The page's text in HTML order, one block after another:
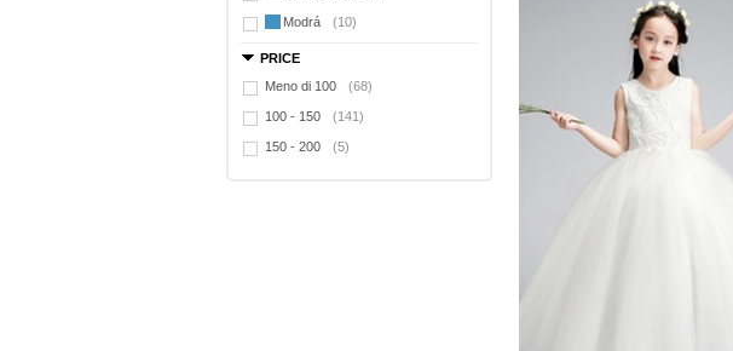
Modrá (10)
PRICE
Meno di 100
(68)
100 - 150 (141)
150 - 200 (5)